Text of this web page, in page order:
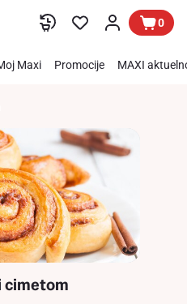
0
Maxi Promocije MAXI
cimetom